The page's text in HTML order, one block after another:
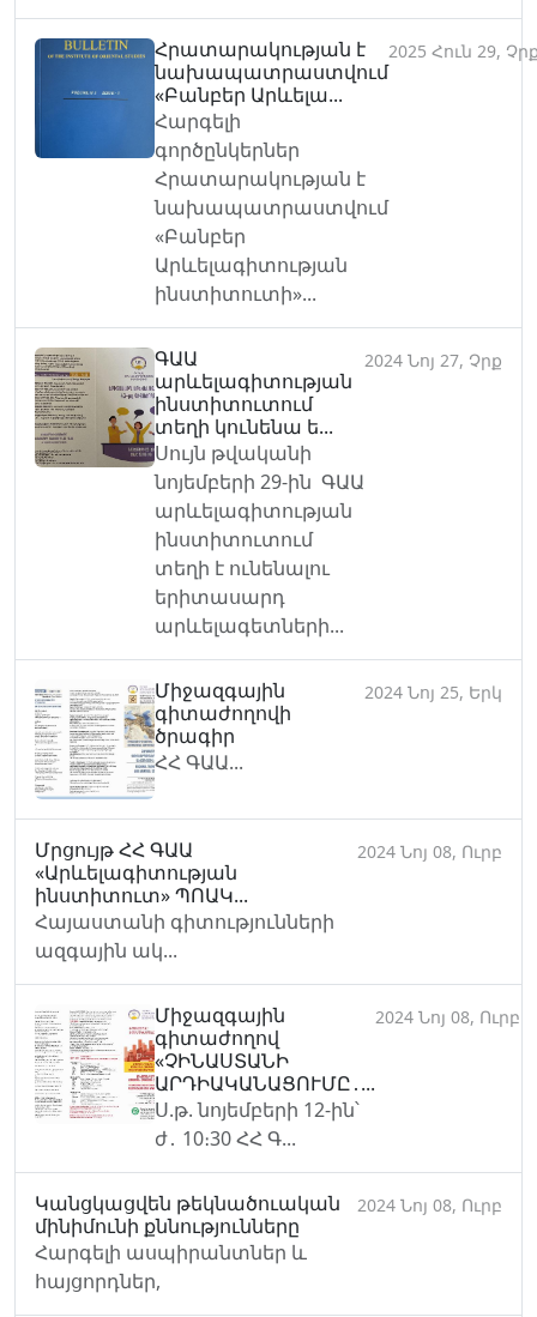
Հրատարակության է
նախապատրաստվում
«Բանբեր Արևելա...
Հարգելի
գործընկերներ
Հրատարակության է
նախապատրաստվում
«Բանբեր
Արևելագիտության
ինստիտուտի»...
2025 Հուն 29,
ԳԱԱ
արևելագիտության
ինստիտուտում
տեղի կունենա ե...
Սույն թվականի
նոյեմբերի 29-ին ԳԱԱ
արևելագիտության
ինստիտուտում
տեղի է ունենալու
երիտասարդ
արևելագետների...
2024 Նոյ 27, Չրք
Միջազգային
գիտաժողովի
ծրագիր
ՀՀ ԳԱԱ...
2024 Նոյ 25, Երկ
Մրցույթ ՀՀ ԳԱԱ
«Արևելագիտության
ինստիտուտ» ՊՈԱԿ...
Հայաստանի գիտությունների
ազգային ակ...
2024 Նոյ 08, Ուրբ
Միջազգային
գիտաժողով
«ՉԻՆԱՍՏԱՆԻ
ԱՐԴԻԱԿԱՆԱՑՈՒՄԸ․...
Ս.թ. նոյեմբերի 12-ին՝
ժ․ 10։30 ՀՀ Գ...
2024 Նոյ 08, Ուրբ
Կանցկացվեն թեկնածուական
մինիմունի քննությունները
Հարգելի ասպիրանտներ և
հայցորդներ,
2024 Նոյ 08, Ուրբ